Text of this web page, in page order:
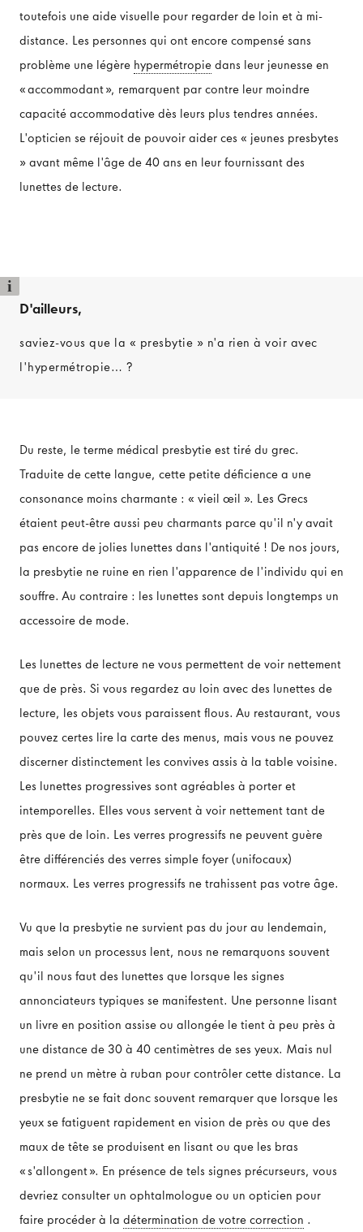
toutefois une aide visuelle pour regarder de loin et à mi-
distance. Les personnes qui ont encore compensé sans
problème une légère hypermétropie dans leur jeunesse en
«accommodant», remarquent par contre leur moindre
capacité accommodative dès leurs plus tendres années.
L'opticien se réjouit de pouvoir aider ces « jeunes presbytes
» avant même l'âge de 40 ans en leur fournissant des
lunettes de lecture.
i
D'ailleurs,
saviez-vous que la « presbytie » n'a rien à voir avec
l'hypermétropie… ?
Du reste, le terme médical presbytie est tiré du grec.
Traduite de cette langue, cette petite déficience a une
consonance moins charmante : « vieil œil ». Les Grecs
étaient peut-être aussi peu charmants parce qu'il n'y avait
pas encore de jolies lunettes dans l'antiquité ! De nos jours,
la presbytie ne ruine en rien l'apparence de l'individu qui en
souffre. Au contraire : les lunettes sont depuis longtemps un
accessoire de mode.
Les lunettes de lecture ne vous permettent de voir nettement
que de près. Si vous regardez au loin avec des lunettes de
lecture, les objets vous paraissent flous. Au restaurant, vous
pouvez certes lire la carte des menus, mais vous ne pouvez
discerner distinctement les convives assis à la table voisine.
Les lunettes progressives sont agréables à porter et
intemporelles. Elles vous servent à voir nettement tant de
près que de loin. Les verres progressifs ne peuvent guère
être différenciés des verres simple foyer (unifocaux)
normaux. Les verres progressifs ne trahissent pas votre âge.
Vu que la presbytie ne survient pas du jour au lendemain,
mais selon un processus lent, nous ne remarquons souvent
qu'il nous faut des lunettes que lorsque les signes
annonciateurs typiques se manifestent. Une personne lisant
un livre en position assise ou allongée le tient à peu près à
une distance de 30 à 40 centimètres de ses yeux. Mais nul
ne prend un mètre à ruban pour contrôler cette distance. La
presbytie ne se fait donc souvent remarquer que lorsque les
yeux se fatiguent rapidement en vision de près ou que des
maux de tête se produisent en lisant ou que les bras
«s'allongent». En présence de tels signes précurseurs, vous
devriez consulter un ophtalmologue ou un opticien pour
faire procéder à la détermination de votre correction .